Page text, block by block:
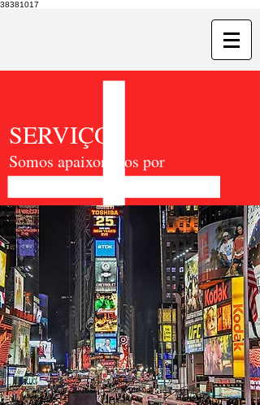
38381017
SERVIÇOS
Somos apaixonados por
comunicação.